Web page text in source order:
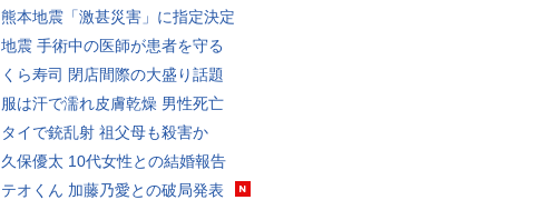
熊本地震「激甚災害」に指定決定
地震 手術中の医師が患者を守る
くら寿司 閉店間際の大盛り話題
服は汗で濡れ皮膚乾燥 男性死亡
タイで銃乱射 祖父母も殺害か
久保優太 10代女性との結婚報告
テオくん 加藤乃愛との破局発表